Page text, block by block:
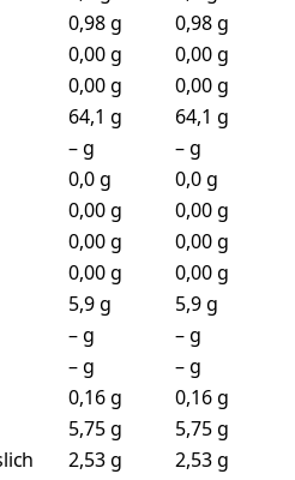
0,98 g
0,98 g
0,00 g
0,00 g
0,00 g
0,00 g
64,1 g
64,1 g
– g
– g
0,0 g
0,0 g
0,00 g
0,00 g
0,00 g
0,00 g
0,00 g
0,00 g
5,9 g
5,9 g
– g
– g
– g
– g
0,16 g
0,16 g
5,75 g
5,75 g
2,53 g
2,53 g